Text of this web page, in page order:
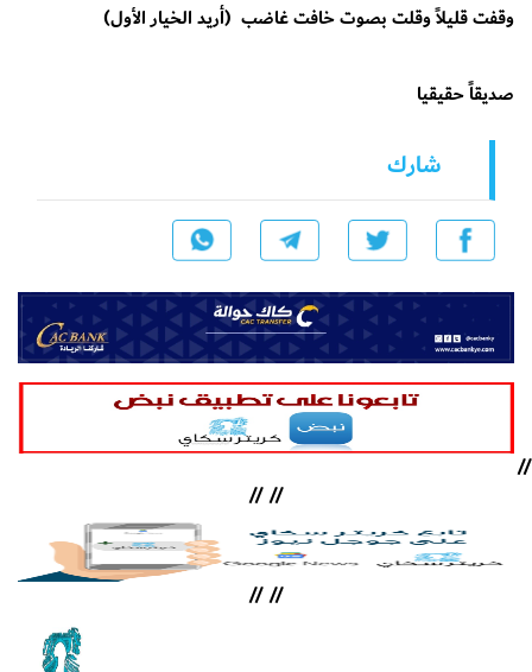
وقفت قليلاً وقلت بصوت خافت غاضب (أريد الخيار الأول)
صديقاً حقيقيا
شارك
//
//
//
//
//